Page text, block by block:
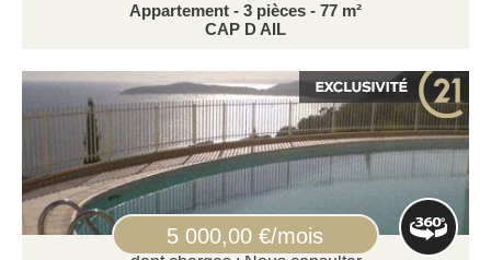
Appartement - 3 pièces - 77 m²
CAP D AIL
5 000,00 €/mois